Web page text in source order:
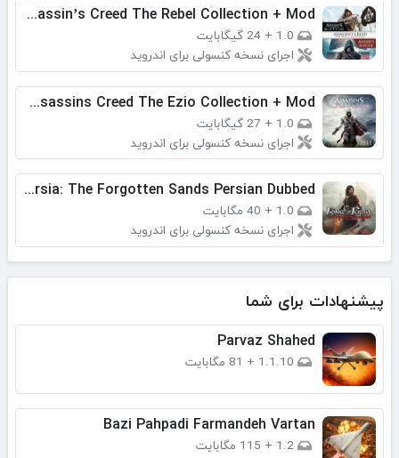
Assassin’s Creed The Rebel Collection + Mod
1.0
+ 24 گیگابایت
اجرای نسخه کنسولی برای اندروید
Assassins Creed The Ezio Collection + Mod
1.0
+ 27 گیگابایت
اجرای نسخه کنسولی برای اندروید
Prince of Persia: The Forgotten Sands Persian Dubbed
1.0
+ 40 مگابایت
اجرای نسخه کنسولی برای اندروید
پیشنهادات برای شما
Parvaz Shahed
1.1.10
+ 81 مگابایت
Bazi Pahpadi Farmandeh Vartan
1.2
+ 115 مگابایت